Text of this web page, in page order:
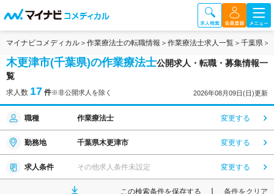
マイナビコメディカル 作業療法士の転職情報 作業療法士求人一覧 千葉県
木更津市(千葉県)の作業療法士公開求人・転職・募集情報一
覧
求人数 17 件※非公開求人を除く 2026年08月09日(日)更新
職種 作業療法士 変更する
勤務地 千葉県木更津市 変更する
求人条件 その他求人条件未設定 変更する
この検索条件を保存する 条件をクリア